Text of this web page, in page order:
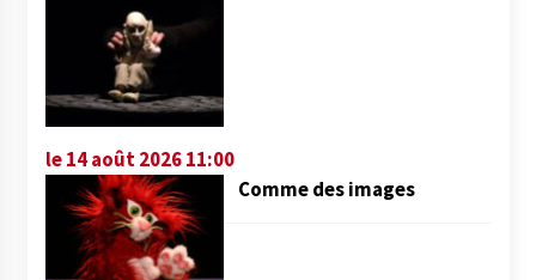
le 14 août 2026 11:00
Comme des images